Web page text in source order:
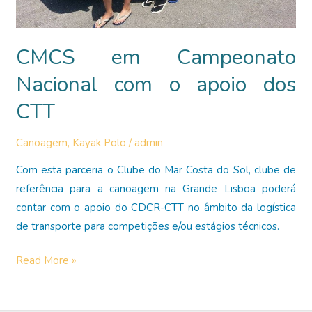
CMCS em Campeonato
Nacional com o apoio dos
CTT
Canoagem, Kayak Polo /admin
Com esta parceria o Clube do Mar Costa do Sol, clube de
referência para a canoagem na Grande Lisboa poderá
contar com o apoio do CDCR-CTT no âmbito da logística
de transporte para competições e/ou estágios técnicos.
CMCS
Read More »